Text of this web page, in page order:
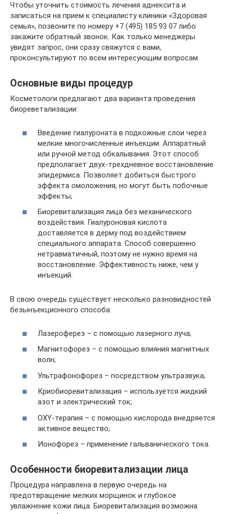
Чтобы уточнить стоимость лечения аднексита и
записаться на прием к специалисту клиники «Здоровая
семья», позвоните по номеру +7 (495) 185 93 07 либо
закажите обратный звонок. Как только менеджеры
увидят запрос, они сразу свяжутся с вами,
проконсультируют по всем интересующим вопросам.
Основные виды процедур
Косметологи предлагают два варианта проведения
биореветализации:
Введение гиалуроната в подкожные слои через
мелкие многочисленные инъекции. Аппаратный
или ручной метод обкалывания. Этот способ
предполагает двух-трехдневное восстановление
эпидермиса. Позволяет добиться быстрого
эффекта омоложения, но могут быть побочные
эффекты;
Биоревитализация лица без механического
воздействия. Гиалуроновая кислота
доставляется в дерму под воздействием
специального аппарата. Способ совершенно
нетравматичный, поэтому не нужно время на
восстановление. Эффективность ниже, чем у
инъекций.
В свою очередь существует несколько разновидностей
безынъекционного способа:
Лазероферез – с помощью лазерного луча;
Магнитофорез – с помощью влияния магнитных
волн;
Ультрафонофорез – посредством ультразвука;
Криобиоревитализация – используется жидкий
азот и электрический ток;
OXY-терапия – с помощью кислорода внедряется
активное вещество;
Ионофорез – применение гальванического тока.
Особенности биоревитализации лица
Процедура направлена в первую очередь на
предотвращение мелких морщинок и глубокое
увлажнение кожи лица. Биоревитализация возможна